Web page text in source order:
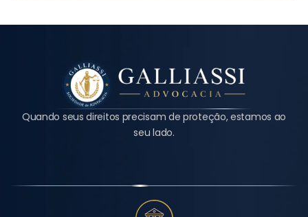
Quando seus direitos precisam de proteção, estamos ao
seu lado.